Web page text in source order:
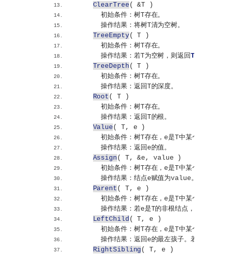
ClearTree ( &T
)
      初始条件：树T存在。
      操作结果：将树T清为空树。
TreeEmpty( T
)
      初始条件：树T存在。
      操作结果：若T为空树，则返回
TRUE
TreeDepth ( T
)
      初始条件：树T存在。
      操作结果：返回T的深度。
Root ( T
)
      初始条件：树T存在。
      操作结果：返回T的根。
Value ( T, e
)
      初始条件：树T存在，e是T中某个结点。
      操作结果：返回e的值。
Assign ( T, &e, value
)
      初始条件：树T存在，e是T中某个结点。
      操作结果：结点e赋值为value。
Parent ( T, e
)
      初始条件：树T存在，e是T中某个结点。
操作结果：若e是T的非根结点，则返回它
LeftChild ( T, e
)
      初始条件：树T存在，e是T中某个结点。
操作结果：返回e的最左孩子。若e无最左
RightSibling ( T, e
)